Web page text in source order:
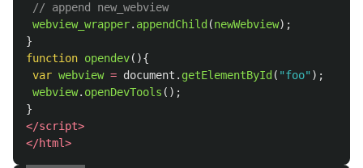
// append new_webview
webview_wrapper. appendChild (newWebview);
}
function opendev(){
var webview = document . getElementById ( "foo" );
webview. openDevTools ();
}
</script>
</html>